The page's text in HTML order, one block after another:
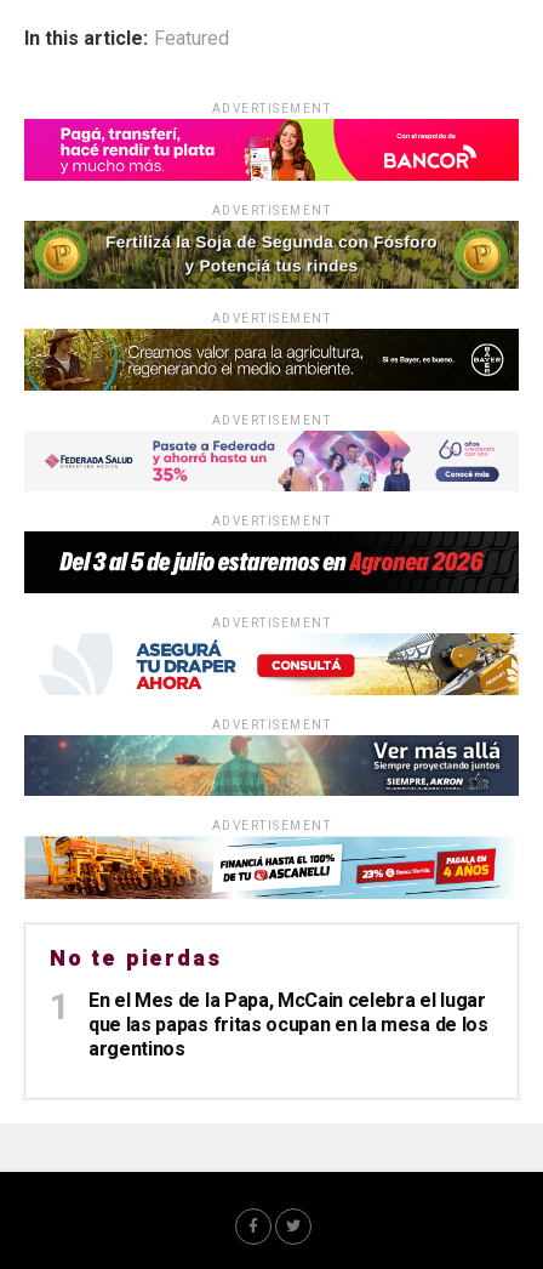
ce
o
k
at
p
p
ke
ar
tir
In this article: Featured
ADVERTISEMENT
ADVERTISEMENT
ADVERTISEMENT
ADVERTISEMENT
ADVERTISEMENT
ADVERTISEMENT
ADVERTISEMENT
ADVERTISEMENT
No te pierdas
En el Mes de la Papa, McCain celebra el lugar
que las papas fritas ocupan en la mesa de los
argentinos